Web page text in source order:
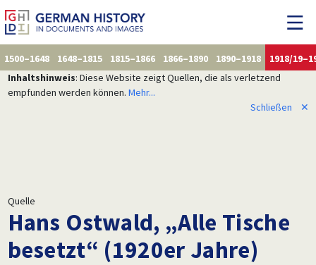
1500–1648 1648–1815 1815–1866 1866–1890 1890–1918
1918/
Inhaltshinweis: Diese Website zeigt Quellen, die als verletzend
empfunden werden können. Mehr...
Schließen
✕
Quelle
Hans Ostwald, „Alle Tische
besetzt“ (1920er Jahre)